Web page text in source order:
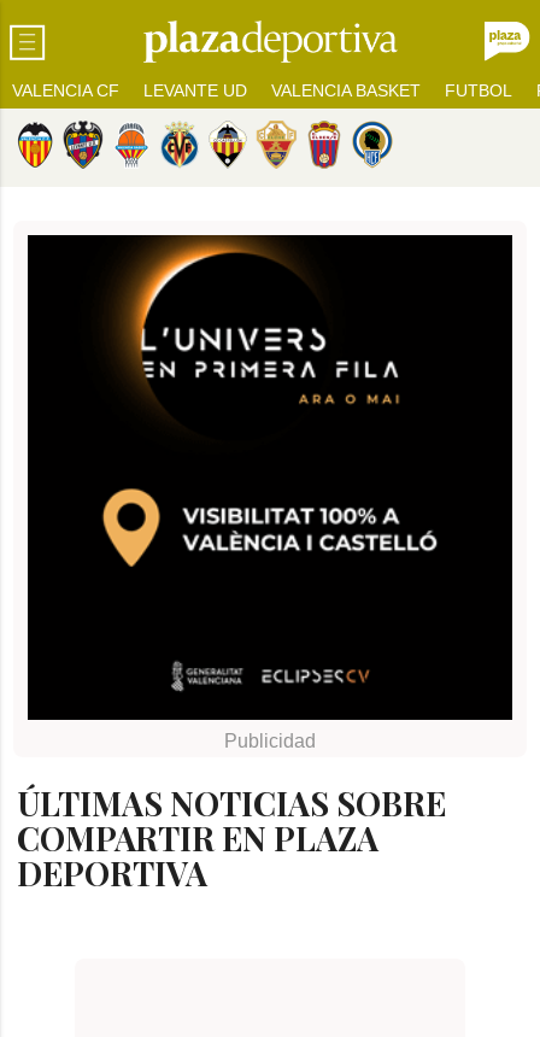
VALENCIA CF LEVANTE UD VALENCIA BASKET FUTBOL
ÚLTIMAS NOTICIAS SOBRE
COMPARTIR EN PLAZA
DEPORTIVA